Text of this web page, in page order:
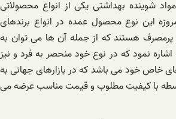
شوینده بهداشتی یکی از انواع محصولاتی
این نوع محصول عمده در انواع برندهای
هستند که از جمله آن ها می توان به
نمود که در نوع خود منحصر به فرد و نیز
خاص خود می باشد که در بازارهای جهانی به
با کیفیت مطلوب و قیمت مناسب عرضه می